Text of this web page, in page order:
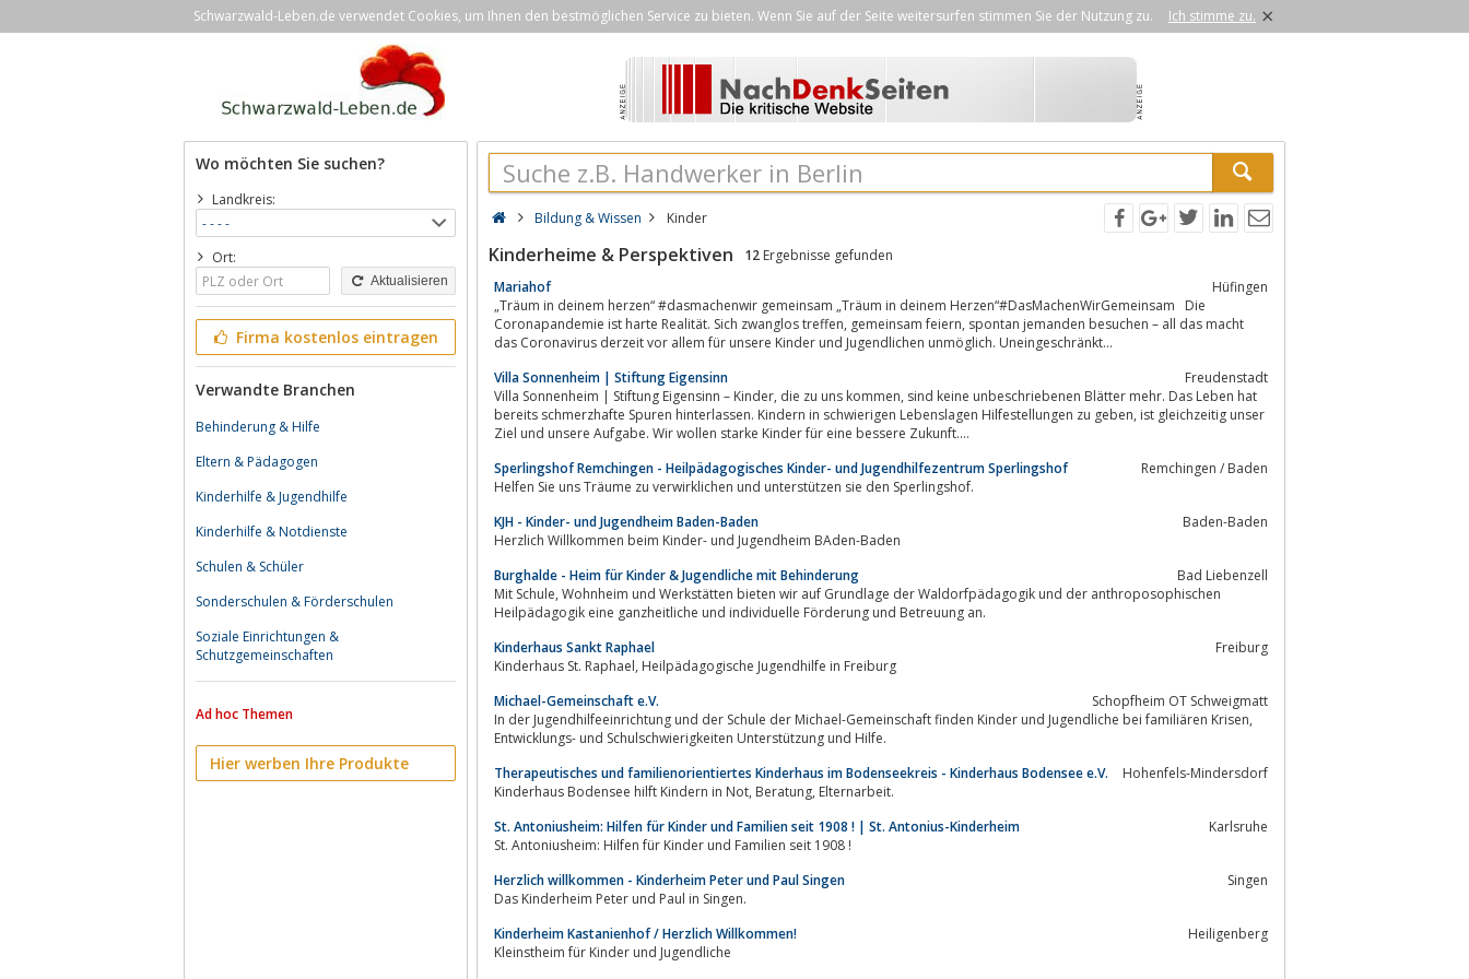
Schwarzwald-Leben.de verwendet Cookies, um Ihnen den bestmöglichen Service zu bieten. Wenn Sie auf der Seite weitersurfen stimmen Sie der Nutzung zu. Ich stimme zu. ×
Wo möchten Sie suchen?
Landkreis:
Ort:
Aktualisieren
Firma kostenlos eintragen
Verwandte Branchen
Behinderung & Hilfe
Eltern & Pädagogen
Kinderhilfe & Jugendhilfe
Kinderhilfe & Notdienste
Schulen & Schüler
Sonderschulen & Förderschulen
Soziale Einrichtungen &
Schutzgemeinschaften
Ad hoc Themen
Hier werben Ihre Produkte
Bildung & Wissen Kinder
Kinderheime & Perspektiven 12 Ergebnisse gefunden
Mariahof
Hüfingen
„Träum in deinem herzen“ #dasmachenwir gemeinsam „Träum in deinem Herzen“#DasMachenWirGemeinsam Die
Coronapandemie ist harte Realität. Sich zwanglos treffen, gemeinsam feiern, spontan jemanden besuchen – all das macht
das Coronavirus derzeit vor allem für unsere Kinder und Jugendlichen unmöglich. Uneingeschränkt...
Villa Sonnenheim | Stiftung Eigensinn
Freudenstadt
Villa Sonnenheim | Stiftung Eigensinn – Kinder, die zu uns kommen, sind keine unbeschriebenen Blätter mehr. Das Leben hat
bereits schmerzhafte Spuren hinterlassen. Kindern in schwierigen Lebenslagen Hilfestellungen zu geben, ist gleichzeitig unser
Ziel und unsere Aufgabe. Wir wollen starke Kinder für eine bessere Zukunft....
Sperlingshof Remchingen - Heilpädagogisches Kinder- und Jugendhilfezentrum Sperlingshof
Remchingen / Baden
Helfen Sie uns Träume zu verwirklichen und unterstützen sie den Sperlingshof.
KJH - Kinder- und Jugendheim Baden-Baden
Baden-Baden
Herzlich Willkommen beim Kinder- und Jugendheim BAden-Baden
Burghalde - Heim für Kinder & Jugendliche mit Behinderung
Bad Liebenzell
Mit Schule, Wohnheim und Werkstätten bieten wir auf Grundlage der Waldorfpädagogik und der anthroposophischen
Heilpädagogik eine ganzheitliche und individuelle Förderung und Betreuung an.
Kinderhaus Sankt Raphael
Freiburg
Kinderhaus St. Raphael, Heilpädagogische Jugendhilfe in Freiburg
Michael-Gemeinschaft e.V.
Schopfheim OT Schweigmatt
In der Jugendhilfeeinrichtung und der Schule der Michael-Gemeinschaft finden Kinder und Jugendliche bei familiären Krisen,
Entwicklungs- und Schulschwierigkeiten Unterstützung und Hilfe.
Therapeutisches und familienorientiertes Kinderhaus im Bodenseekreis - Kinderhaus Bodensee e.V.
Hohenfels-Mindersdorf
Kinderhaus Bodensee hilft Kindern in Not, Beratung, Elternarbeit.
St. Antoniusheim: Hilfen für Kinder und Familien seit 1908 ! | St. Antonius-Kinderheim
Karlsruhe
St. Antoniusheim: Hilfen für Kinder und Familien seit 1908 !
Herzlich willkommen - Kinderheim Peter und Paul Singen
Singen
Das Kinderheim Peter und Paul in Singen.
Kinderheim Kastanienhof / Herzlich Willkommen!
Heiligenberg
Kleinstheim für Kinder und Jugendliche